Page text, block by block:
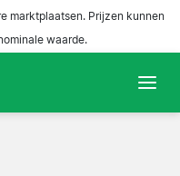
marktplaatsen. Prijzen kunnen
waarde.